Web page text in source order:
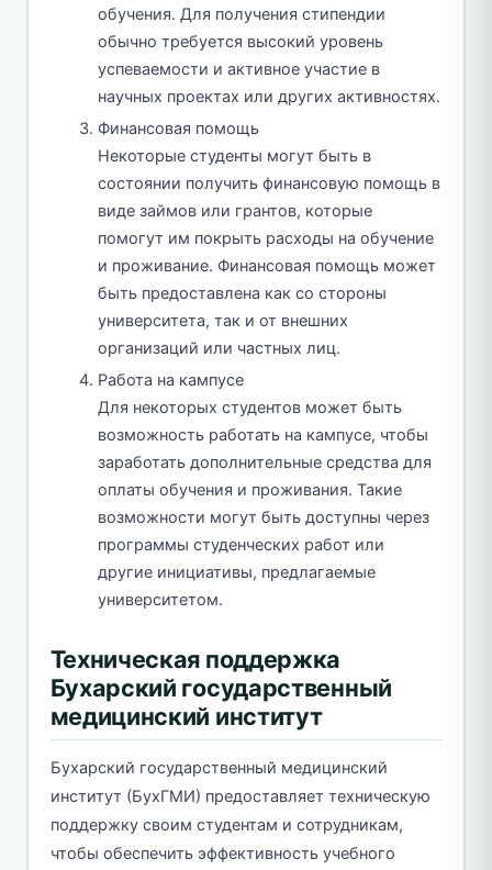
обучения. Для получения стипендии
обычно требуется высокий уровень
успеваемости и активное участие в
научных проектах или других активностях.
Финансовая помощь
Некоторые студенты могут быть в
состоянии получить финансовую помощь в
виде займов или грантов, которые
помогут им покрыть расходы на обучение
и проживание. Финансовая помощь может
быть предоставлена как со стороны
университета, так и от внешних
организаций или частных лиц.
Работа на кампусе
Для некоторых студентов может быть
возможность работать на кампусе, чтобы
заработать дополнительные средства для
оплаты обучения и проживания. Такие
возможности могут быть доступны через
программы студенческих работ или
другие инициативы, предлагаемые
университетом.
Техническая поддержка
Бухарский государственный
медицинский институт
Бухарский государственный медицинский
институт (БухГМИ) предоставляет техническую
поддержку своим студентам и сотрудникам,
чтобы обеспечить эффективность учебного